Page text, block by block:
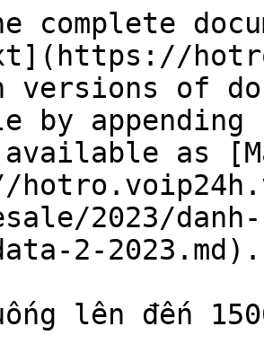
complete
versions of
by
as
2023/
2-2023.md).
lên đến